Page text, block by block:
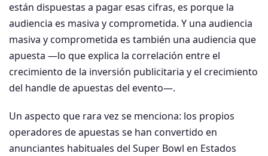
están dispuestas a pagar esas cifras, es porque la
audiencia es masiva y comprometida. Y una audiencia
masiva y comprometida es también una audiencia que
apuesta —lo que explica la correlación entre el
crecimiento de la inversión publicitaria y el crecimiento
del handle de apuestas del evento—.
Un aspecto que rara vez se menciona: los propios
operadores de apuestas se han convertido en
anunciantes habituales del Super Bowl en Estados